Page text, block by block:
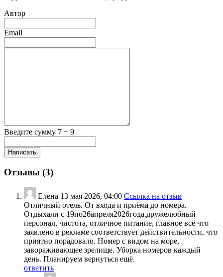
Автор
Email
Введите сумму 7 + 9
Отзывы (3)
Елена 13 мая 2026, 04:00 Ссылка на отзыв
Отличный отель. От входа и приёма до номера.
Отдыхали с 19по26апреля2026года.дружелюбный
персонал, чистота, отличное питание, главное всё что
заявлено в рекламе соответствует действительности, что
приятно порадовало. Номер с видом на море,
завораживающее зрелище. Уборка номеров каждый
день. Планируем вернуться ещё.
ответить